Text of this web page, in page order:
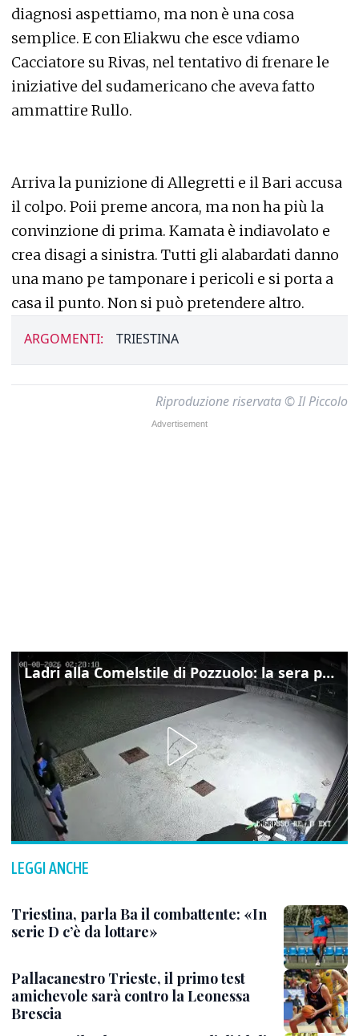
diagnosi aspettiamo, ma non è una cosa
semplice. E con Eliakwu che esce vdiamo
Cacciatore su Rivas, nel tentativo di frenare le
iniziative del sudamericano che aveva fatto
ammattire Rullo.
Arriva la punizione di Allegretti e il Bari accusa
il colpo. Poii preme ancora, ma non ha più la
convinzione di prima. Kamata è indiavolato e
crea disagi a sinistra. Tutti gli alabardati danno
una mano pe tamponare i pericoli e si porta a
casa il punto. Non si può pretendere altro.
ARGOMENTI: TRIESTINA
Riproduzione riservata © Il Piccolo
Ladri alla Comelstile di Pozzuolo: la sera prima il tentato furto a Buja, ecco le immagini
LEGGI ANCHE
Triestina, parla Ba il combattente: «In
serie D c’è da lottare»
Pallacanestro Trieste, il primo test
amichevole sarà contro la Leonessa
Brescia